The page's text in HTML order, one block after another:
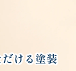
ける塗装